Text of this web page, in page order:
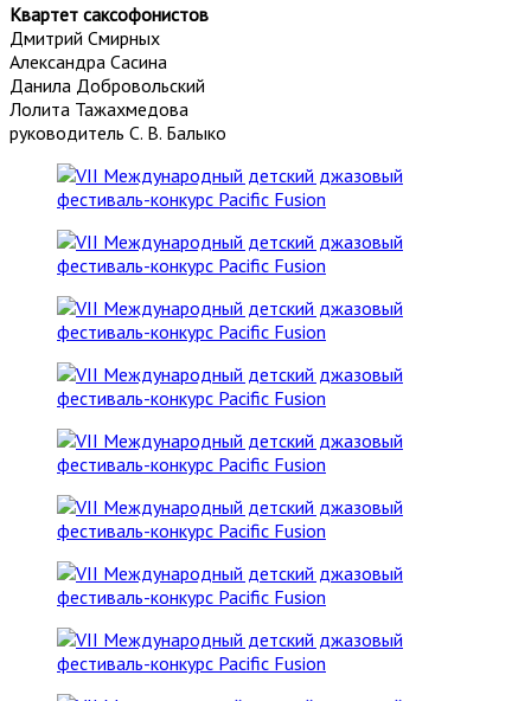
Квартет саксофонистов
Дмитрий Смирных
Александра Сасина
Данила Добровольский
Лолита Тажахмедова
руководитель С. В. Балыко